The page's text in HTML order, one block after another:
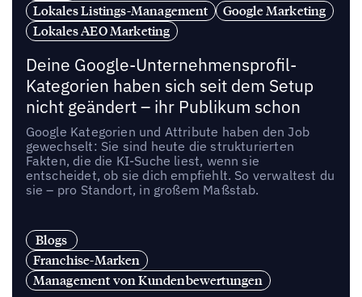
Lokales Listings-Management
Google Marketing
Lokales AEO Marketing
Deine Google-Unternehmensprofil-
Kategorien haben sich seit dem Setup
nicht geändert – ihr Publikum schon
Google Kategorien und Attribute haben den Job
gewechselt: Sie sind heute die strukturierten
Fakten, die die KI-Suche liest, wenn sie
entscheidet, ob sie dich empfiehlt. So verwaltest du
sie – pro Standort, in großem Maßstab.
Blogs
Franchise-Marken
Management von Kundenbewertungen